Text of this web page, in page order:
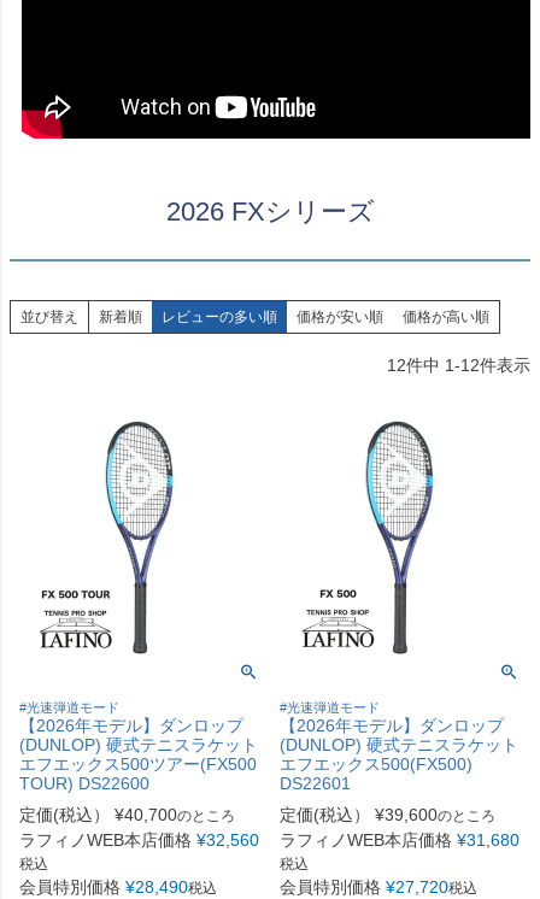
2026 FXシリーズ
並び替え 新着順 レビューの多い順 価格が安い順 価格が高い順
12件中 1-12件表示
#光速弾道モード
【2026年モデル】ダンロップ
(DUNLOP) 硬式テニスラケット
エフエックス500ツアー(FX500
TOUR) DS22600
定価(税込）
¥40,700のところ
ラフィノWEB本店価格 ¥32,560
税込
会員特別価格 ¥28,490税込
#光速弾道モード
【2026年モデル】ダンロップ
(DUNLOP) 硬式テニスラケット
エフエックス500(FX500)
DS22601
定価(税込）
¥39,600のところ
ラフィノWEB本店価格 ¥31,680
税込
会員特別価格 ¥27,720税込